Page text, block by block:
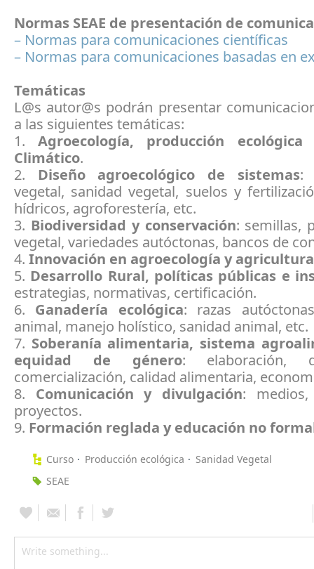
Normas SEAE de presentación de
– Normas para comunicaciones científicas
– Normas para comunicaciones basadas en
Temáticas
L@s autor@s podrán presentar
a las siguientes temáticas:
1.Agroecología, producción
Climático.
2. Diseño agroecológico de sistemas:
vegetal, sanidad vegetal, suelos y
hídricos, agroforestería, etc.
3. Biodiversidad y conservación: semillas,
vegetal, variedades autóctonas, bancos de
4. Innovación en agroecología y
5. Desarrollo Rural, políticas públicas e
estrategias, normativas, certificación.
6. Ganadería ecológica: razas
animal, manejo holístico, sanidad animal, etc.
7. Soberanía alimentaria, sistema
equidad de género: elaboración,
comercialización, calidad alimentaria,
8. Comunicación y divulgación: medios,
proyectos.
9. Formación reglada y educación no
Curso Producción ecológica
Sanidad Vegetal
SEAE